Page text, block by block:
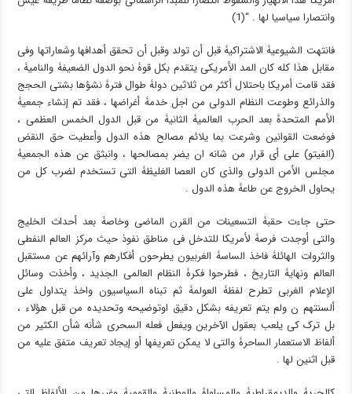
وانتصارا سیاسیا لها . “(1)
فانتهت الشیوعیۀ الاشتراکیۀ قبل أن تولد وقبل أن تحقق أهدافها وشعاراتها وفی
مقابل هذا کله کان المد الأمریکی یتقدم بکل قوۀ نحو الدول الضعیفۀ والنامیۀ ،
فقد قامت أمریکا باحتلال أکثر من ثلاثین دولۀ طوال فترۀ نشؤها بشتى الحجج
والذرائع وطوعت النظام الدولی من اجل خدمۀ أغراضها ، فقد تم إنشاء جمعیۀ
الأمم المتحدۀ بعد الحرب العالمیۀ الثانیۀ من قبل الدول الخمس العظمى ،
فوضعت القوانین وشرعت بما یلائم مصالح هذه الدول وأعطیت حق النقض
(الفیتو) على أی قرار من شانه ان یضر بمصالحها ، وانبثق عن هذه الجمعیۀ
مجلس الأمن الدولی والذی کان العصا الغلیظۀ التی تستخدم لضرب کل من
یحاول الخروج عن طاعۀ هذه الدول .
حتى جاءت حقبۀ التسعینات من القرن الماضی وخاصۀ بعد أحداث الخلیج
والتی أوجدت فرصۀ لأمریکا للتدخل فی مناطق نفوذ حیث مرکز العالم النفطی
والثروات الهائلۀ فاخذ الساسۀ الغربیون یطرحون أفکارهم وآرائهم عن مستقبل
العالم ونهایۀ التاریخ ، فطرحوا فکرۀ النظام العالمی الجدید ، وأخذت وسائل
الإعلام الغربی تطرح لفظۀ العولمۀ ثم تبناه السیاسیون واخذ یتداول على
ألسنتهم ن ولم یتم تعریفه بشکل دقیق اوتوضیحه وتحدیده من قبل هؤلاء ،
بل ترک کی یلعب بعقول الآخرین ویفعل فعله السحری شأنه شأن الکثیر من
ألفاظ الاستعمار الساحرۀ والتی لا یمکن تعریفها أو إیجاد تعریف متفق علیه من
قبل اثنین لها .